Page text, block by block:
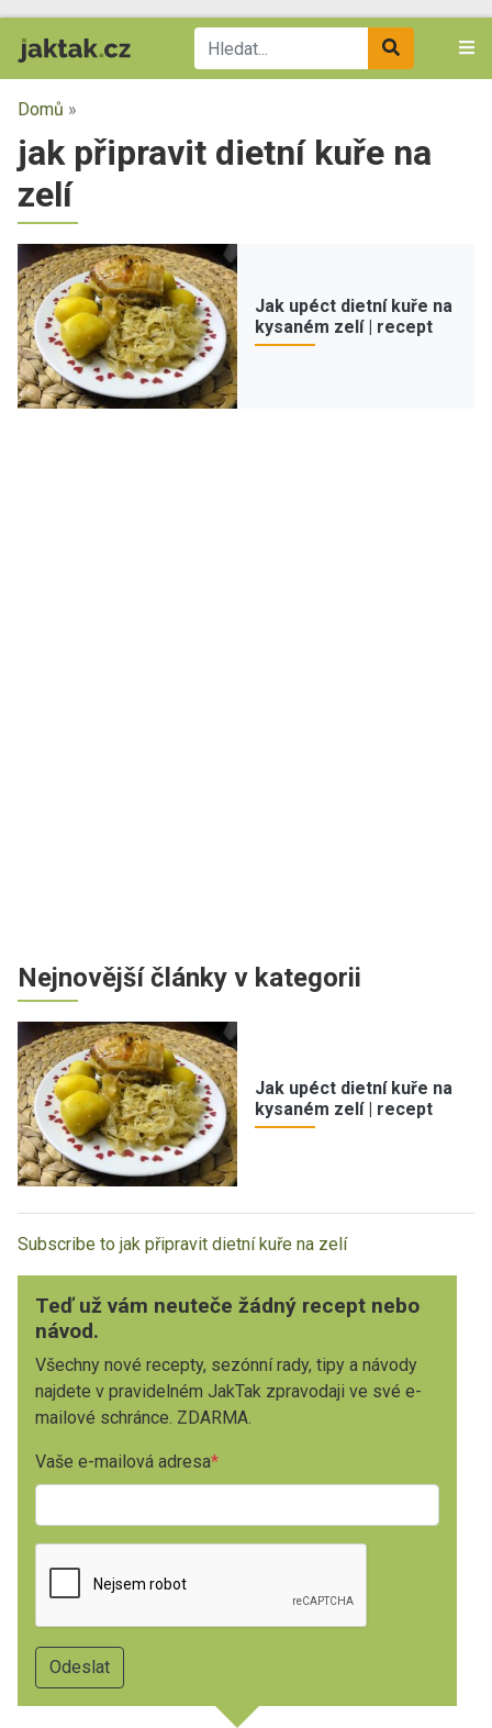
Domů »
jak připravit dietní kuře na
zelí
Jak upéct dietní kuře na
kysaném zelí | recept
Nejnovější články v kategorii
Jak upéct dietní kuře na
kysaném zelí | recept
Subscribe to jak připravit dietní kuře na zelí
Teď už vám neuteče žádný recept nebo
návod.
Všechny nové recepty, sezónní rady, tipy a návody
najdete v pravidelném JakTak zpravodaji ve své e-
mailové schránce. ZDARMA.
Vaše e-mailová adresa